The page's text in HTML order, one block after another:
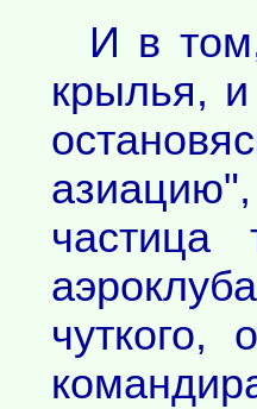
И в
крылья,
частица
чуткого,